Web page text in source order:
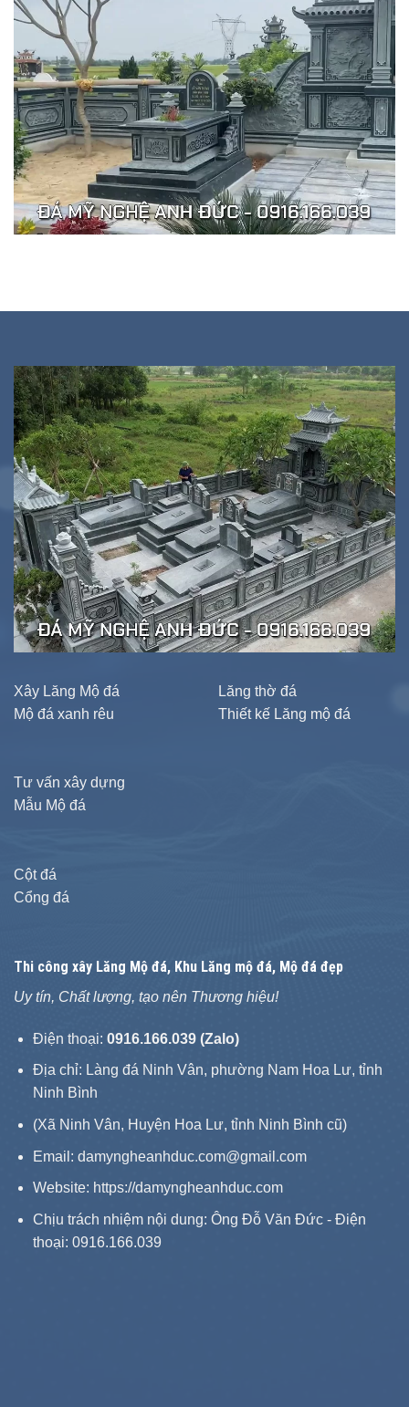
Xây Lăng Mộ đá
Mộ đá xanh rêu
Lăng thờ đá
Thiết kế Lăng mộ đá
Tư vấn xây dựng
Mẫu Mộ đá
Cột đá
Cổng đá
Thi công xây Lăng Mộ đá, Khu Lăng mộ đá, Mộ đá đẹp
Uy tín, Chất lượng, tạo nên Thương hiệu!
Điện thoại: 0916.166.039 (Zalo)
Địa chỉ: Làng đá Ninh Vân, phường Nam Hoa Lư, tỉnh
Ninh Bình
(Xã Ninh Vân, Huyện Hoa Lư, tỉnh Ninh Bình cũ)
Email: damyngheanhduc.com@gmail.com
Website: https://damyngheanhduc.com
Chịu trách nhiệm nội dung: Ông Đỗ Văn Đức - Điện
thoại: 0916.166.039